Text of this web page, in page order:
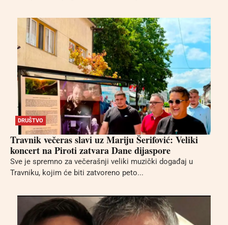
DRUŠTVO
Travnik večeras slavi uz Mariju Šerifović: Veliki
koncert na Piroti zatvara Dane dijaspore
Sve je spremno za večerašnji veliki muzički događaj u
Travniku, kojim će biti zatvoreno peto...